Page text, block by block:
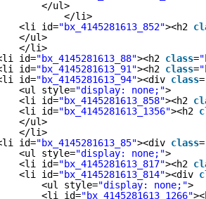
</ul>
</li>
<li id="bx_4145281613_852"><h2
</ul>
</li>
id="bx_4145281613_88"><h2 class=
id="bx_4145281613_91"><h2 class=
id="bx_4145281613_94"><div class=
<ul style="display: none;">
<li id="bx_4145281613_858"><h2
<li id="bx_4145281613_1356"><h2
</ul>
</li>
id="bx_4145281613_85"><div class=
<ul style="display: none;">
<li id="bx_4145281613_817"><h2
<li id="bx_4145281613_814"><div
<ul style="display: none;">
<li id="bx_4145281613_1266"